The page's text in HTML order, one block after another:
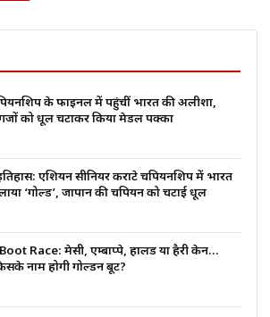
के फाइनल में पहुंचीं भारत की अलीशा,
को धूल चटाकर किया मेडल पक्का
एशियन सीनियर कराटे चैंपियनशिप में भारत
‘गोल्ड’, जापान की चैंपियन को चटाई धूल
Race: मेसी, एम्बाप्पे, हालैंड या हैरी केन…
नाम होगी गोल्डन बूट?